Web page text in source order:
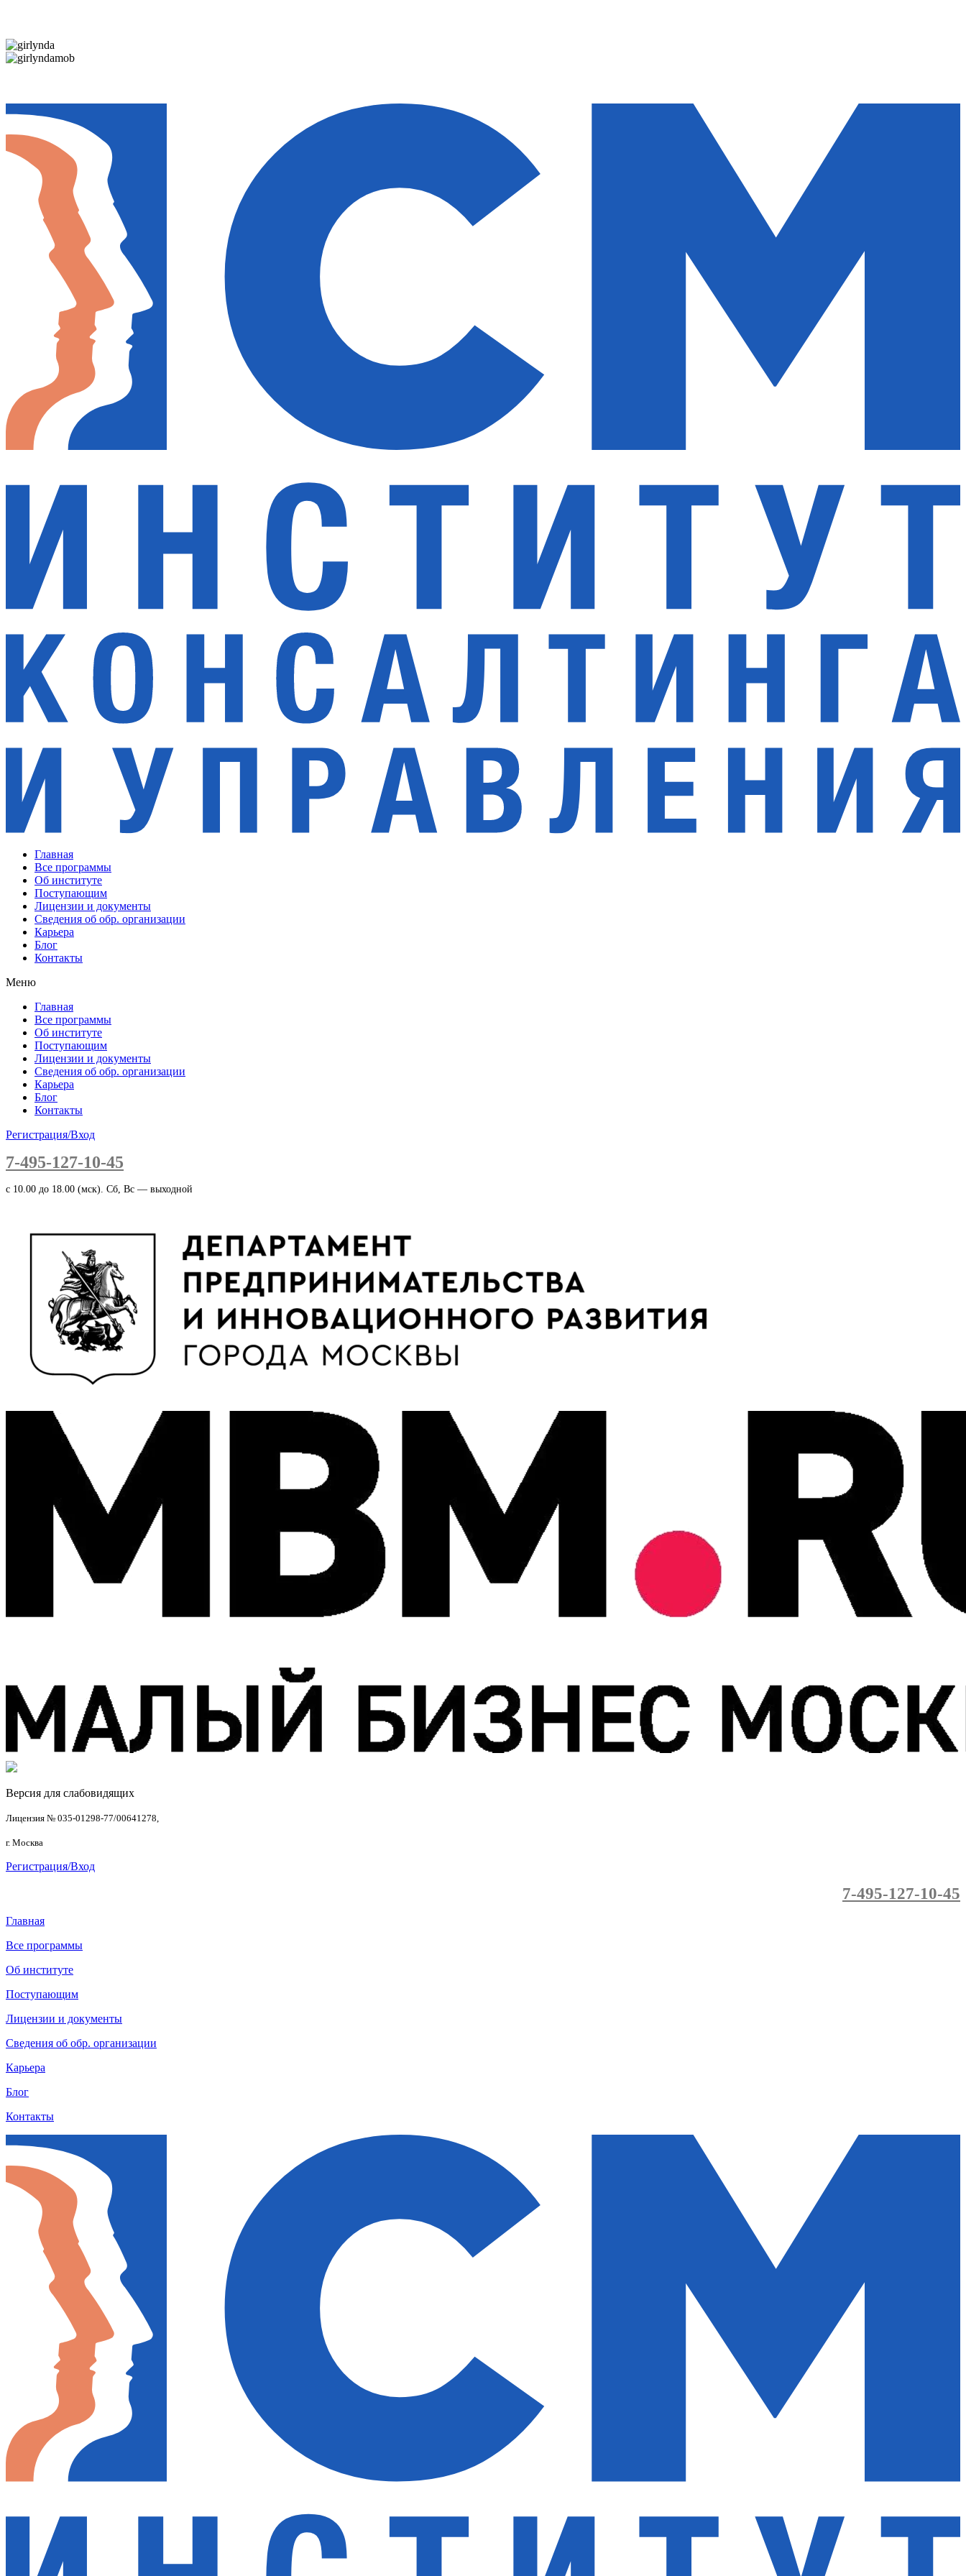
Главная
Все программы
Об институте
Поступающим
Лицензии и документы
Сведения об обр. организации
Карьера
Блог
Контакты
Меню
Главная
Все программы
Об институте
Поступающим
Лицензии и документы
Сведения об обр. организации
Карьера
Блог
Контакты
Регистрация/Вход
7-495-127-10-45
c 10.00 до 18.00 (мск). Сб, Вс — выходной
Версия для слабовидящих
Лицензия № 035-01298-77/00641278,
г. Москва
Регистрация/Вход
7-495-127-10-45
Главная
Все программы
Об институте
Поступающим
Лицензии и документы
Сведения об обр. организации
Карьера
Блог
Контакты